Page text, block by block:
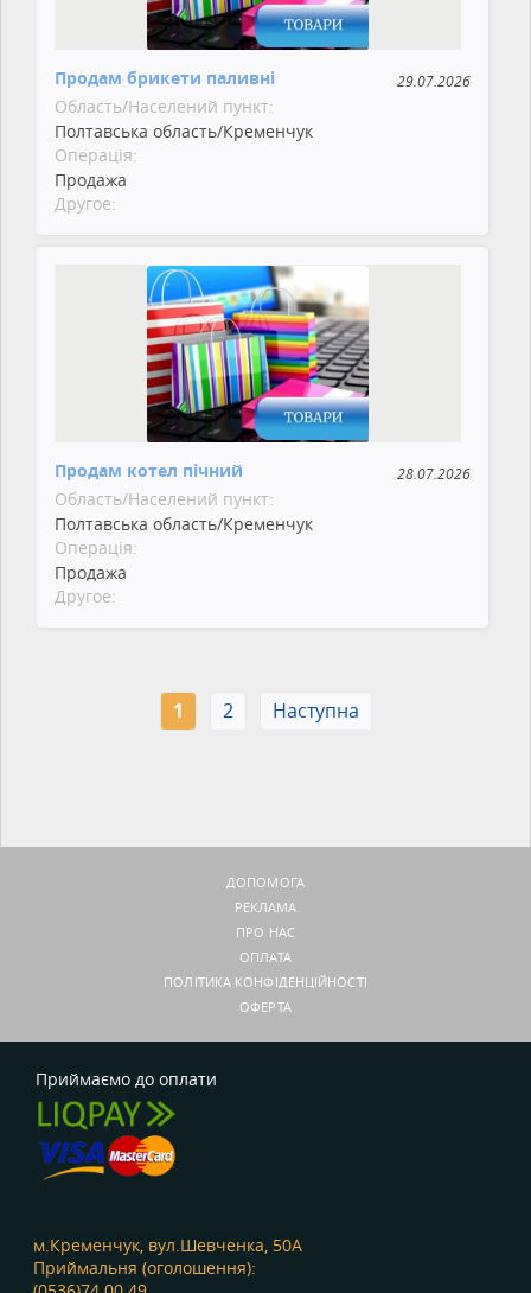
Продам брикети паливні 29.07.2026
Область/Населений пункт:
Полтавська область/Кременчук
Операція:
Продажа
Другое:
Продам котел пічний 28.07.2026
Область/Населений пункт:
Полтавська область/Кременчук
Операція:
Продажа
Другое:
1 2 Наступна
ДОПОМОГА
РЕКЛАМА
ПРО НАС
ОПЛАТА
ПОЛІТИКА КОНФІДЕНЦІЙНОСТІ
ОФЕРТА
Приймаємо до оплати
м.Кременчук, вул.Шевченка, 50А
Приймальня (оголошення):